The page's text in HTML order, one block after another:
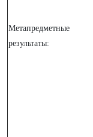
Метапредметные
результаты: